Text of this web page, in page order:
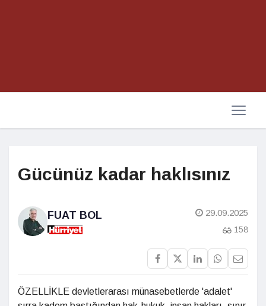
Gücünüz kadar haklısınız
FUAT BOL
29.09.2025
158
ÖZELLİKLE devletlerarası münasebetlerde 'adalet'